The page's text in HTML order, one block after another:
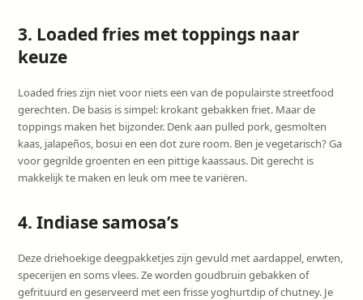
3. Loaded fries met toppings naar
keuze
Loaded fries zijn niet voor niets een van de populairste streetfood
gerechten. De basis is simpel: krokant gebakken friet. Maar de
toppings maken het bijzonder. Denk aan pulled pork, gesmolten
kaas, jalapeños, bosui en een dot zure room. Ben je vegetarisch? Ga
voor gegrilde groenten en een pittige kaassaus. Dit gerecht is
makkelijk te maken en leuk om mee te variëren.
4. Indiase samosa’s
Deze driehoekige deegpakketjes zijn gevuld met aardappel, erwten,
specerijen en soms vlees. Ze worden goudbruin gebakken of
gefrituurd en geserveerd met een frisse yoghurtdip of chutney. Je